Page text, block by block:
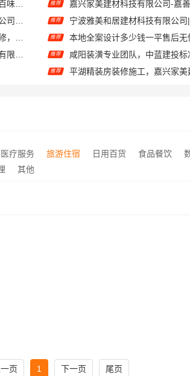
环保无甲醛装修，湖南美学筑家建材有限公司软装配套一站式搞定
源头直供建材！湖南美学筑家建材商铺装修，性价比高
艺术漆屏风隔断价格，江苏东钢金属家居有限公司
推荐
推荐
推荐 咸阳装潢专业团队，中蓝建投
推荐
推荐 百年米莱设计装修大平层美学
医疗服务 旅游住宿 日用百货 食品餐饮
其他
一页 1 下一页 尾页